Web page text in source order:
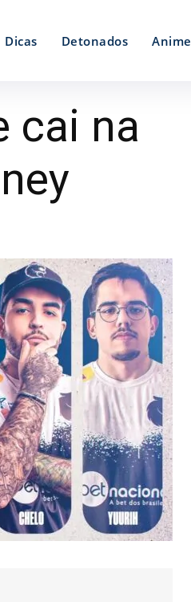
Dicas Detonados Anime
cai na